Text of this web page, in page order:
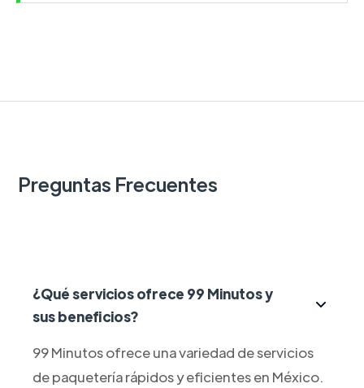
Preguntas Frecuentes
¿Qué servicios ofrece 99 Minutos y
sus beneficios?
99 Minutos ofrece una variedad de servicios
de paquetería rápidos y eficientes en México.